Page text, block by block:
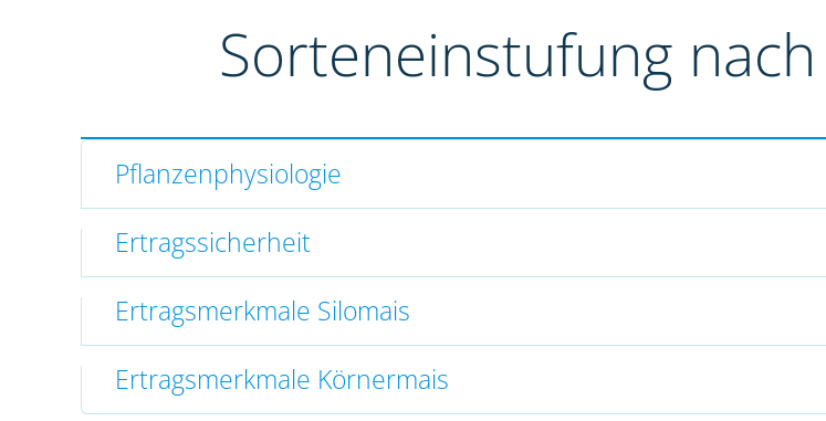
Sorteneinstufung
Pflanzenphysiologie
Ertragssicherheit
Ertragsmerkmale Silomais
Ertragsmerkmale Körnermais